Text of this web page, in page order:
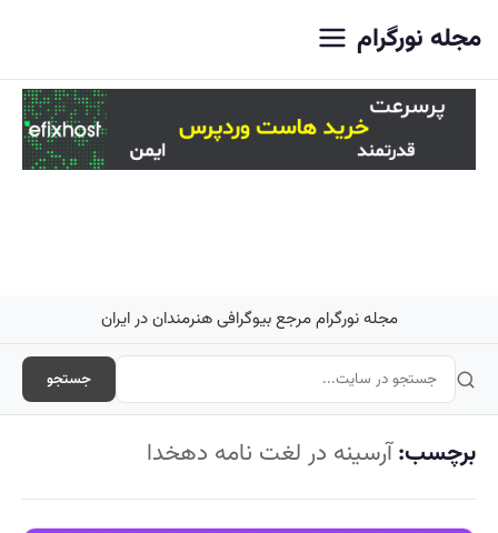
مجله نورگرام
مجله نورگرام مرجع بیوگرافی هنرمندان در ایران
جستجو
برچسب:آرسینه در لغت نامه دهخدا